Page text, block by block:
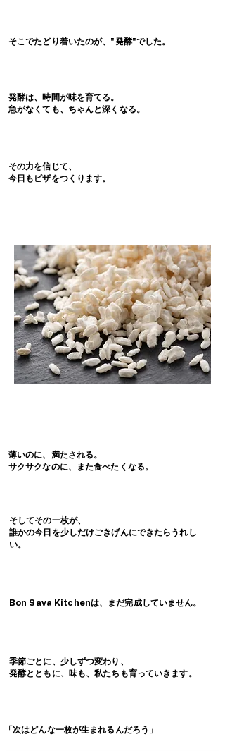
そこでたどり着いたのが、"発酵"でした。
発酵は、時間が味を育てる。
急がなくても、ちゃんと深くなる。
その力を信じて、
今日もピザをつくります。
薄いのに、満たされる。
サクサクなのに、また食べたくなる。
そしてその一枚が、
誰かの今日を少しだけごきげんにできたらうれし
い。
Bon Sava Kitchenは、まだ完成していません。
季節ごとに、少しずつ変わり、
発酵とともに、味も、私たちも育っていきます。
「次はどんな一枚が生まれるんだろう」